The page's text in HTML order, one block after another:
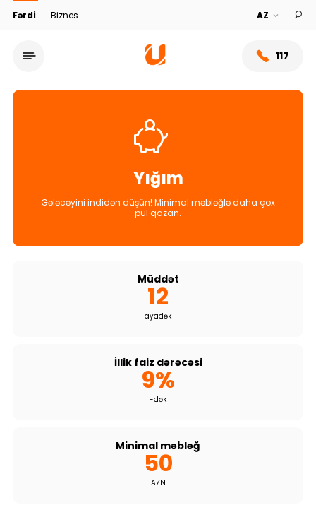
Fərdi Biznes
117
Bank haqqında
Keşbek
Tariflər
İnsan Resursları
Əlaqə və təkliflər
Yığım
Gələcəyini indidən düşün! Minimal məbləğlə daha çox
pul qazan.
Müddət
12
ayadək
İllik faiz dərəcəsi
9%
-dək
Minimal məbləğ
50
AZN